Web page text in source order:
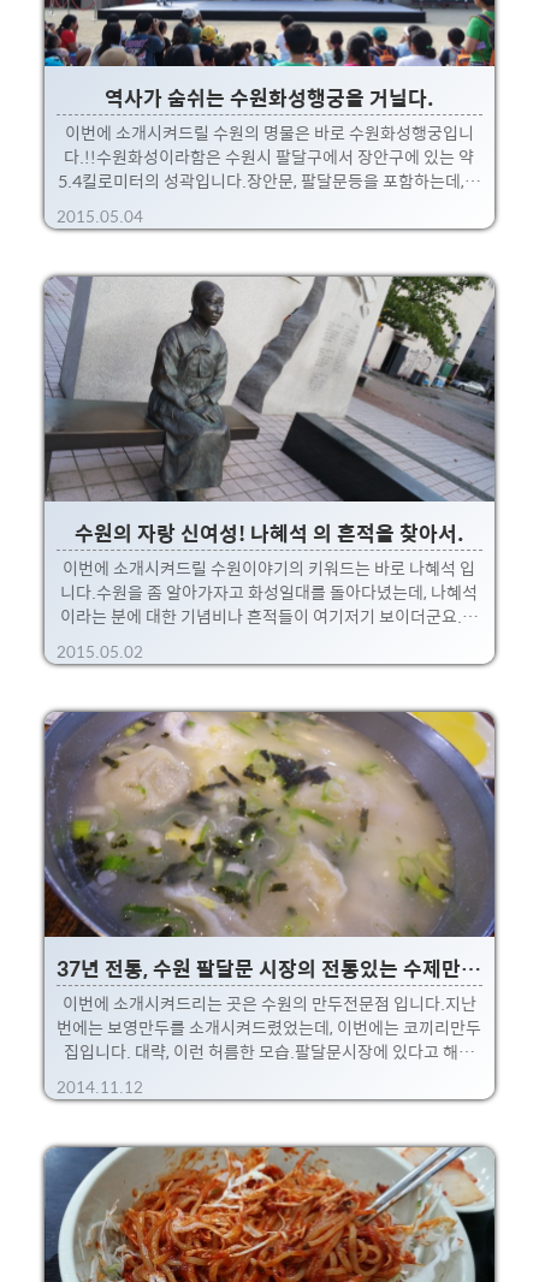
역사가 숨쉬는 수원화성행궁을 거닐다.
이번에 소개시켜드릴 수원의 명물은 바로 수원화성행궁입니
다.!!수원화성이라함은 수원시 팔달구에서 장안구에 있는 약
5.4킬로미터의 성곽입니다.장안문, 팔달문등을 포함하는데,그
중심에 있는 곳이 바로 화성행궁 입니다.화성의 성문들에 대해
서는 이후에 다른 포스팅으로 찾아뵐 예정! 대략, 그림으로 보
성 중심에 바로 화성행궁이 있습니다. 누군가 수원을 소개한다
면 꼭 한번 가보는 곳.서울에는 경복궁이 있다면, 수원에는 바
로 이곳 화성행궁입니다.~ 요약하자면 조선시대 정조가 머물
던 임시 처소입니다.화성을 둘러보면 정조 깃발을 여기저기서
볼 수 있죠. 이 화성행궁은 조선시대에 건립된 행궁들 중에서
가장 규모가 큰 건축물로 경기도기념물 65호로 지정되었다가
사..
2015.05.04
수원의 자랑 신여성! 나혜석 의 흔적을 찾아서.
이번에 소개시켜드릴 수원이야기의 키워드는 바로 나혜석 입
니다.수원을 좀 알아가자고 화성일대를 돌아다녔는데, 나혜석
이라는 분에 대한 기념비나 흔적들이 여기저기 보이더군요.그
래서 간단하게라도 나혜석 특집으로 포스팅을 해보려고 합니
다. 먼저 그분에 대해 알아봐야겠죠~ ※ 이건 진짜 옛날 사진입
분은 일제강점기~ 대한민국의 화가이자 작가, 시인, 여성운동
자 입니다.일본 도쿄여자미술학교에서 서양화를 공부한후 귀
국하여 화가/작가로 활동하였으며 여성운동가로 활동하였다
고 합니다.실제로 3.1운동에도 참여했었다고 하는 군요. 1900
년대 초반에 남편과 만주와 프랑스, 유럽과 미국을 다녔다고 합
니다.그래서 조선 최초로 구미여행에 오른 여성이라는 칭호를
얻기도 했..
2015.05.02
37년 전통, 수원 팔달문 시장의 전통있는 수제만두집! 코끼리만두
이번에 소개시켜드리는 곳은 수원의 만두전문점 입니다.지난
번에는 보영만두를 소개시켜드렸었는데, 이번에는 코끼리만두
집입니다. 대략, 이런 허름한 모습.팔달문시장에 있다고 해서
찾아갔는데, 은근히 찾기 힘드네요 ㅠ.ㅜ처음가시는분들은 저
처럼 조금은 헤매게될지 모르겠네요;; 아래 지도를 참고하시길
게 앞에는 이런 뭔가 귀여운 안내판도 있네요. 35년 찍.... 37년
ㅋ 시장 분식집 느낌이라 메뉴는 꽤나 다양한편.주변사람들을
보니 쫄면도 많이 드시더군요. 저는 만두가 먹고 싶어서리 떡만
두국을 시켜보았고, 튀김만두는 포장했습니다.나중에 집에서
맥주와 먹으려고 말이죠 ㅎㅎ 가격들은 대략 위와 같습니다.먹
고 나오면서 물어보니 당연하게도 모든 만두들은 직접 ..
2014.11.12